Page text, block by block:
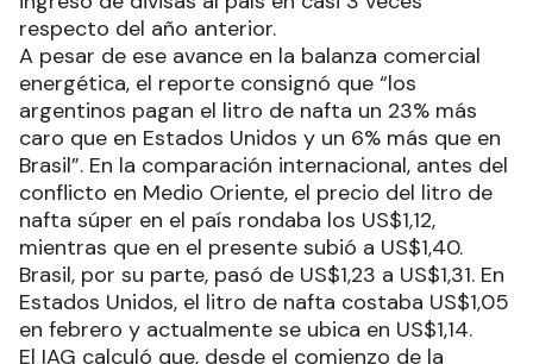
respecto del año anterior.
A pesar de ese avance en la balanza comercial
energética, el reporte consignó que “los
argentinos pagan el litro de nafta un 23% más
caro que en Estados Unidos y un 6% más que en
Brasil”. En la comparación internacional, antes del
conflicto en Medio Oriente, el precio del litro de
nafta súper en el país rondaba los US$1,12,
mientras que en el presente subió a US$1,40.
Brasil, por su parte, pasó de US$1,23 a US$1,31. En
Estados Unidos, el litro de nafta costaba US$1,05
en febrero y actualmente se ubica en US$1,14.
El IAG calculó que, desde el comienzo de la